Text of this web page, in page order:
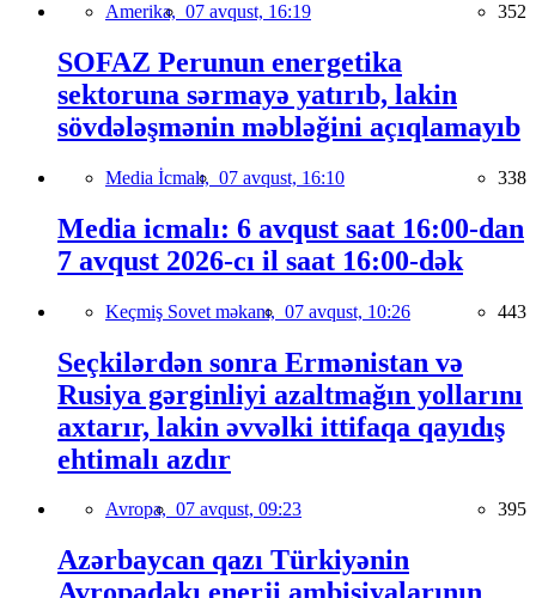
Amerika, 07 avqust, 16:19 352
SOFAZ Perunun energetika
sektoruna sərmayə yatırıb, lakin
sövdələşmənin məbləğini açıqlamayıb
Media İcmalı, 07 avqust, 16:10 338
Media icmalı: 6 avqust saat 16:00-dan
7 avqust 2026-cı il saat 16:00-dək
Keçmiş Sovet məkanı, 07 avqust, 10:26 443
Seçkilərdən sonra Ermənistan və
Rusiya gərginliyi azaltmağın yollarını
axtarır, lakin əvvəlki ittifaqa qayıdış
ehtimalı azdır
Avropa, 07 avqust, 09:23 395
Azərbaycan qazı Türkiyənin